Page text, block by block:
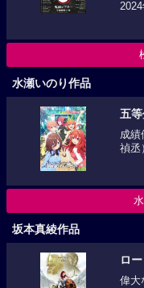
水瀬いのり作品
五
成績
禎丞
坂本真綾作品
ロ
偉大